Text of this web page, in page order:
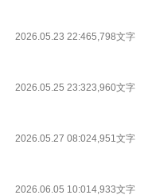
2026.05.23 22:465,798文字
2026.05.25 23:323,960文字
2026.05.27 08:024,951文字
2026.06.05 10:014,933文字